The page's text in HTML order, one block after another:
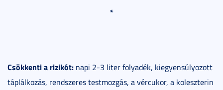
*
Csökkenti a rizikót: napi 2-3 liter folyadék, kiegyensúlyozott
táplálkozás, rendszeres testmozgás, a vércukor, a koleszterin